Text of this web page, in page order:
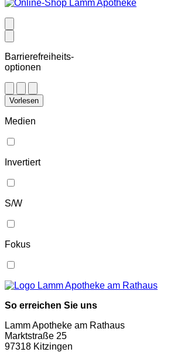
Barrierefreiheits-
optionen
Vorlesen
Medien
Invertiert
S/W
Fokus
So erreichen Sie uns
Lamm Apotheke am Rathaus
Marktstraße 25
97318 Kitzingen